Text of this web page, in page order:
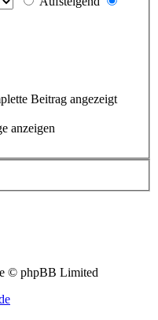
Beitrag angezeigt
anzeigen
© phpBB Limited